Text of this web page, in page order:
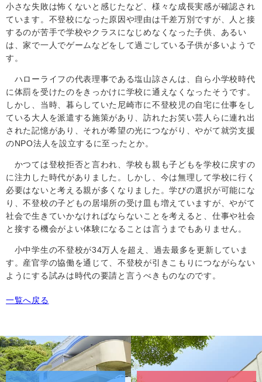
小さな失敗は怖くないと感じたなど、様々な成長実感が確認され
ています。不登校になった原因や理由は千差万別ですが、人と接
するのが苦手で学校やクラスになじめなくなった子供、あるい
は、家で一人でゲームなどをして過ごしている子供が多いようで
す。
ハローライフの代表理事である塩山諒さんは、自ら小学校時代
に体罰を受けたのをきっかけに学校に通えなくなったそうです。
しかし、当時、暮らしていた尼崎市に不登校児の自宅に仕事をし
ている大人を派遣する施策があり、訪れたお笑い芸人らに連れ出
された記憶があり、それが希望の光につながり、やがて就労支援
のNPO法人を設立するに至ったとか。
かつては登校拒否と言われ、学校も親も子どもを学校に戻すの
に注力した時代がありました。しかし、今は無理して学校に行く
必要はないと考える親が多くなりました。学びの選択が可能にな
り、不登校の子どもの居場所の受け皿も増えていますが、やがて
社会で生きていかなければならないことを考えると、仕事や社会
と接する機会がよい体験になることは言うまでもありません。
小中学生の不登校が34万人を超え、過去最多を更新していま
す。産官学の協働を通じて、不登校が引きこもりにつながらない
ようにする試みは時代の要請と言うべきものなのです。
一覧へ戻る